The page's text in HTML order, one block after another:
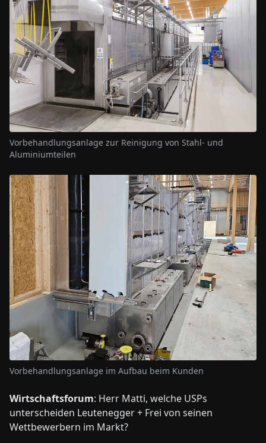
Vorbehandlungsanlage zur Reinigung von Stahl- und
Aluminiumteilen
Vorbehandlungsanlage im Aufbau beim Kunden
Wirtschaftsforum: Herr Matti, welche USPs
unterscheiden Leutenegger + Frei von seinen
Wettbewerbern im Markt?